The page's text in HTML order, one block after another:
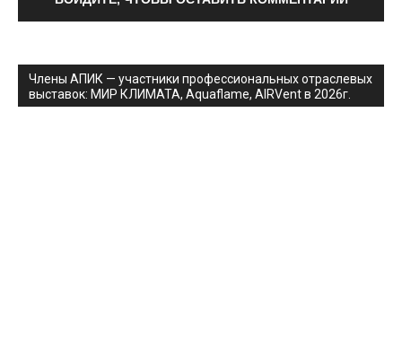
Члены АПИК — участники профессиональных отраслевых
выставок: МИР КЛИМАТА, Aquaflame, AIRVent в 2026г.